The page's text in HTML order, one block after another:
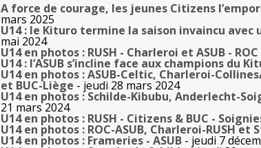
A force de courage, les jeunes Citizens
mars 2025
U14 : le Kituro termine la saison invaincu
mai 2024
U14 en photos : RUSH - Charleroi et ASUB - ROC
U14 : l’ASUB s’incline face aux champions du
U14 en photos : ASUB-Celtic, Charleroi-
et BUC-Liège - jeudi 28 mars 2024
U14 en photos : Schilde-Kibubu, Anderlecht-
21 mars 2024
U14 en photos : RUSH - Citizens & BUC -
U14 en photos : ROC-ASUB, Charleroi-RUSH et
U14 en photos : Frameries - ASUB - jeudi 7